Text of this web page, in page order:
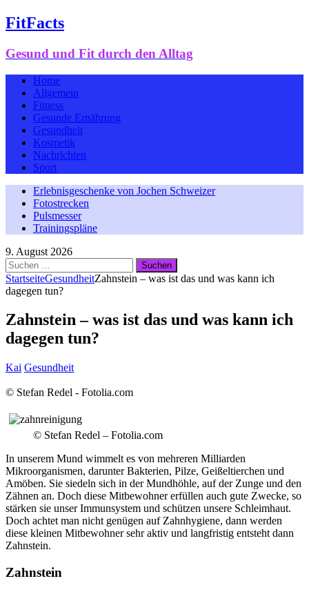
FitFacts
Gesund und Fit durch den Alltag
Home
Allgemein
Fitness
Gesunde Ernährung
Gesundheit
Kosmetik
Nachrichten
Sport
Erlebnisgeschenke von Jochen Schweizer
Fotostrecken
Pulsmesser
Trainingspläne
9. August 2026
Suchen
nach:
StartseiteGesundheitZahnstein – was ist das und was kann ich
dagegen tun?
Zahnstein – was ist das und was kann ich
dagegen tun?
Kai Gesundheit
© Stefan Redel - Fotolia.com
© Stefan Redel – Fotolia.com
In unserem Mund wimmelt es von mehreren Milliarden
Mikroorganismen, darunter Bakterien, Pilze, Geißeltierchen und
Amöben. Sie siedeln sich in der Mundhöhle, auf der Zunge und den
Zähnen an. Doch diese Mitbewohner erfüllen auch gute Zwecke, so
stärken sie unser Immunsystem und schützen unsere Schleimhaut.
Doch achtet man nicht genügen auf Zahnhygiene, dann werden
diese kleinen Mitbewohner sehr aktiv und langfristig entsteht dann
Zahnstein.
Zahnstein